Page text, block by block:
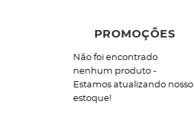
PROMOÇÕES
Não foi encontrado
nenhum produto -
Estamos atualizando nosso
estoque!